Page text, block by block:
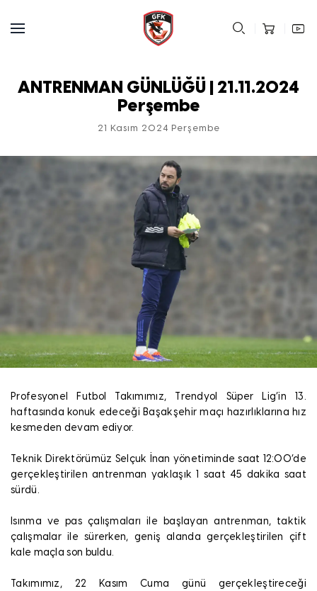
ANTRENMAN GÜNLÜĞÜ | 21.11.2024
Perşembe
21 Kasım 2024 Perşembe
Profesyonel Futbol Takımımız, Trendyol Süper Lig’in 13.
haftasında konuk edeceği Başakşehir maçı hazırlıklarına hız
kesmeden devam ediyor.
Teknik Direktörümüz Selçuk İnan yönetiminde saat 12:00’de
gerçekleştirilen antrenman yaklaşık 1 saat 45 dakika saat
sürdü.
Isınma ve pas çalışmaları ile başlayan antrenman, taktik
çalışmalar ile sürerken, geniş alanda gerçekleştirilen çift
kale maçla son buldu.
Takımımız, 22 Kasım Cuma günü gerçekleştireceği